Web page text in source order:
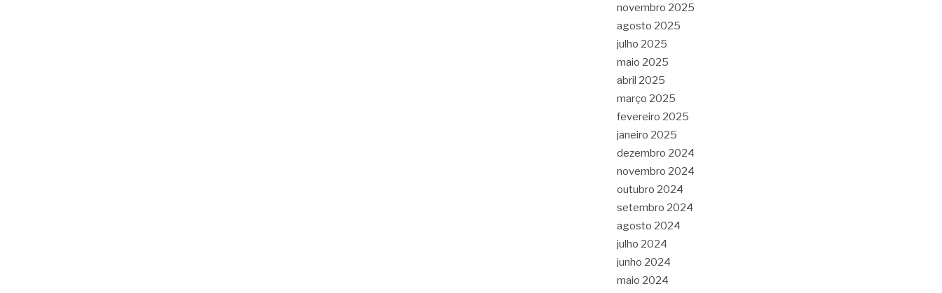
novembro 2025
agosto 2025
julho 2025
maio 2025
abril 2025
março 2025
fevereiro 2025
janeiro 2025
dezembro 2024
novembro 2024
outubro 2024
setembro 2024
agosto 2024
julho 2024
junho 2024
maio 2024